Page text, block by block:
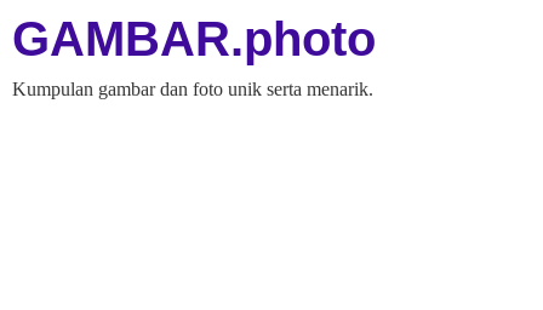
GAMBAR.photo
Kumpulan gambar dan foto unik serta menarik.